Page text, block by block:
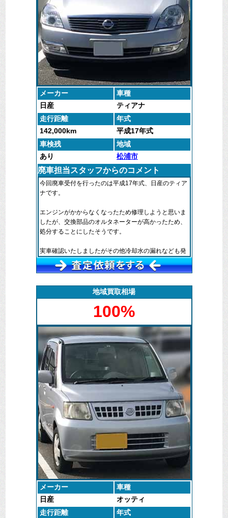
メーカー
車種
日産
ティアナ
走行距離
年式
142,000km
平成17年式
車検残
地域
あり
松浦市
廃車担当スタッフからのコメント
今回廃車受付を行ったのは平成17年式、日産のティア
ナです。
エンジンがかからなくなったため修理しようと思いま
したが、交換部品のオルタネーターが高かったため、
処分することにしたそうです。
実車確認いたしましたがその他冷却水の漏れなども発
生していましたので、全部を修理するとなると買い替
えたほうが安く済みそうな状態でした。
廃車マックス長崎としましても中古車としての販売は
見込めませんでしたので、無料での引き取りで対応さ
せていただきました。
初期型のティアナでしたが、部品などの在庫はある程
度持っていましたのでそのまま解体することになりま
した。
地域買取相場
100%
メーカー
車種
日産
オッティ
走行距離
年式